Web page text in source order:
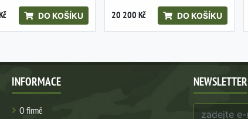
DO KOŠÍKU 20 200 Kč DO KOŠÍKU
INFORMACE
O firmě
NEWSLETTER